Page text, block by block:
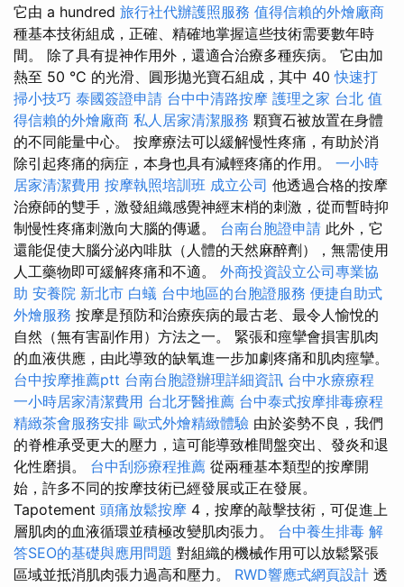
它由 a hundred 旅行社代辦護照服務 值得信賴的外燴廠商
種基本技術組成，正確、精確地掌握這些技術需要數年時
間。 除了具有提神作用外，還適合治療多種疾病。 它由加
熱至 50 °C 的光滑、圓形拋光寶石組成，其中 40快速打
掃小技巧 泰國簽證申請 台中中清路按摩 護理之家 台北 值
得信賴的外燴廠商 私人居家清潔服務 顆寶石被放置在身體
的不同能量中心。 按摩療法可以緩解慢性疼痛，有助於消
除引起疼痛的病症，本身也具有減輕疼痛的作用。 一小時
居家清潔費用 按摩執照培訓班 成立公司 他透過合格的按摩
治療師的雙手，激發組織感覺神經末梢的刺激，從而暫時抑
制慢性疼痛刺激向大腦的傳遞。 台南台胞證申請 此外，它
還能促使大腦分泌內啡肽（人體的天然麻醉劑），無需使用
人工藥物即可緩解疼痛和不適。 外商投資設立公司專業協
助 安養院 新北市 白蟻 台中地區的台胞證服務 便捷自助式
外燴服務 按摩是預防和治療疾病的最古老、最令人愉悅的
自然（無有害副作用）方法之一。 緊張和痙攣會損害肌肉
的血液供應，由此導致的缺氧進一步加劇疼痛和肌肉痙攣。
台中按摩推薦ptt 台南台胞證辦理詳細資訊 台中水療療程
一小時居家清潔費用 台北牙醫推薦 台中泰式按摩排毒療程
精緻茶會服務安排 歐式外燴精緻體驗 由於姿勢不良，我們
的脊椎承受更大的壓力，這可能導致椎間盤突出、發炎和退
化性磨損。 台中刮痧療程推薦 從兩種基本類型的按摩開
始，許多不同的按摩技術已經發展或正在發展。
Tapotement 頭痛放鬆按摩 4，按摩的敲擊技術，可促進上
層肌肉的血液循環並積極改變肌肉張力。 台中養生排毒 解
答SEO的基礎與應用問題 對組織的機械作用可以放鬆緊張
區域並抵消肌肉張力過高和壓力。 RWD響應式網頁設計 透